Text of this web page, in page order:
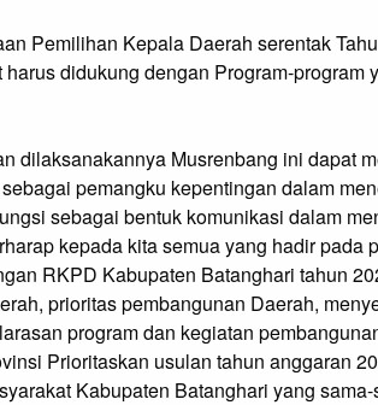
Pemilihan Kepala Daerah serentak
didukung dengan Program-program
dilaksanakannya Musrenbang ini dapat
pemangku kepentingan dalam
sebagai bentuk komunikasi dalam
kepada kita semua yang hadir pada
RKPD Kabupaten Batanghari tahun
prioritas pembangunan Daerah,
program dan kegiatan
Prioritaskan usulan tahun anggaran
Kabupaten Batanghari yang